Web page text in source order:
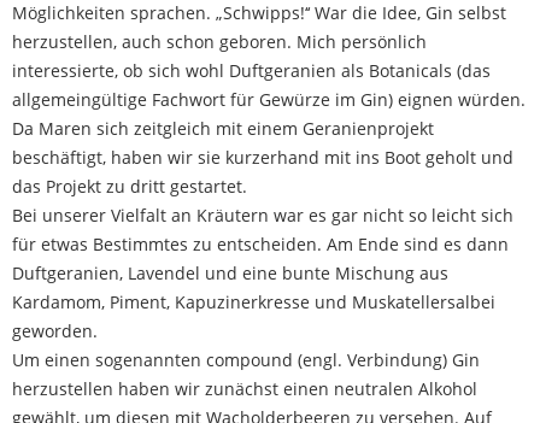
Möglichkeiten sprachen. „Schwipps!‘‘ War die Idee, Gin selbst
herzustellen, auch schon geboren. Mich persönlich
interessierte, ob sich wohl Duftgeranien als Botanicals (das
allgemeingültige Fachwort für Gewürze im Gin) eignen würden.
Da Maren sich zeitgleich mit einem Geranienprojekt
beschäftigt, haben wir sie kurzerhand mit ins Boot geholt und
das Projekt zu dritt gestartet.
Bei unserer Vielfalt an Kräutern war es gar nicht so leicht sich
für etwas Bestimmtes zu entscheiden. Am Ende sind es dann
Duftgeranien, Lavendel und eine bunte Mischung aus
Kardamom, Piment, Kapuzinerkresse und Muskatellersalbei
geworden.
Um einen sogenannten compound (engl. Verbindung) Gin
herzustellen haben wir zunächst einen neutralen Alkohol
gewählt, um diesen mit Wacholderbeeren zu versehen. Auf